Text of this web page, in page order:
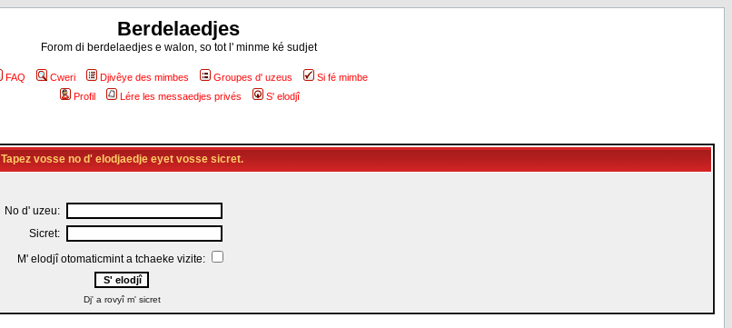
Berdelaedjes
Forom di berdelaedjes e walon, so tot l' minme ké sudjet
FAQ Cweri Djivêye des mimbes Groupes d' uzeus
Si fé mimbe
Profil
Lére les messaedjes privés S' elodjî
Tapez vosse no d' elodjaedje eyet vosse sicret.
No d' uzeu:
Sicret:
M' elodjî otomaticmint a tchaeke vizite:
Dj' a rovyî m' sicret